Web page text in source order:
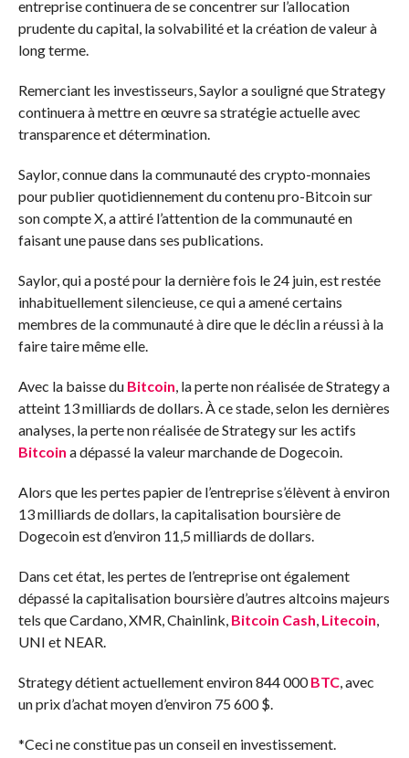
entreprise continuera de se concentrer sur l’allocation
prudente du capital, la solvabilité et la création de valeur à
long terme.
Remerciant les investisseurs, Saylor a souligné que Strategy
continuera à mettre en œuvre sa stratégie actuelle avec
transparence et détermination.
Saylor, connue dans la communauté des crypto-monnaies
pour publier quotidiennement du contenu pro-Bitcoin sur
son compte X, a attiré l’attention de la communauté en
faisant une pause dans ses publications.
Saylor, qui a posté pour la dernière fois le 24 juin, est restée
inhabituellement silencieuse, ce qui a amené certains
membres de la communauté à dire que le déclin a réussi à la
faire taire même elle.
Avec la baisse du Bitcoin, la perte non réalisée de Strategy a
atteint 13 milliards de dollars. À ce stade, selon les dernières
analyses, la perte non réalisée de Strategy sur les actifs
Bitcoin a dépassé la valeur marchande de Dogecoin.
Alors que les pertes papier de l’entreprise s’élèvent à environ
13 milliards de dollars, la capitalisation boursière de
Dogecoin est d’environ 11,5 milliards de dollars.
Dans cet état, les pertes de l’entreprise ont également
dépassé la capitalisation boursière d’autres altcoins majeurs
tels que Cardano, XMR, Chainlink, Bitcoin Cash, Litecoin,
UNI et NEAR.
Strategy détient actuellement environ 844 000BTC, avec
un prix d’achat moyen d’environ 75 600 $.
*Ceci ne constitue pas un conseil en investissement.